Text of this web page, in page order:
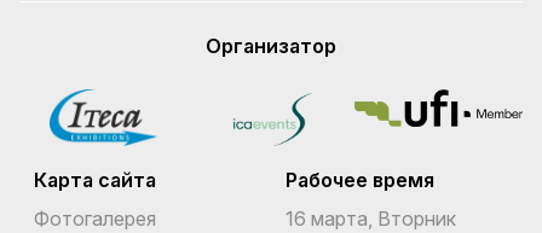
Организатор
Карта сайта
Фотогалерея
Рабочее время
16 марта, Вторник